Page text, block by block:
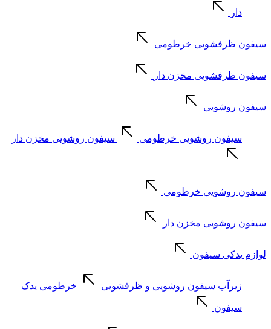
دار
سیفون ظرفشویی خرطومی
سیفون ظرفشویی مخزن دار
سیفون روشویی
سیفون روشویی خرطومی سیفون روشویی مخزن دار
سیفون روشویی خرطومی
سیفون روشویی مخزن دار
لوازم یدکی سیفون
زیرآب سیفون روشویی و ظرفشویی خرطومی یدک
سیفون